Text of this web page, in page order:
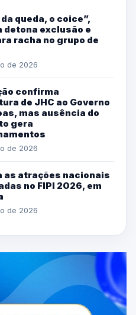
queda, o coice”,
detona exclusão e
racha no grupo de
de 2026
confirma
de JHC ao Governo
mas ausência do
gera
de 2026
as atrações nacionais
no FIPI 2026, em
de 2026